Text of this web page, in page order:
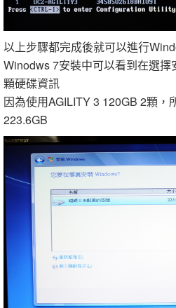
以上步驟都完成後就可以進行
Winodws 7安裝中可以看到在選
顆硬碟資訊
因為使用AGILITY 3 120GB 2顆，
223.6GB